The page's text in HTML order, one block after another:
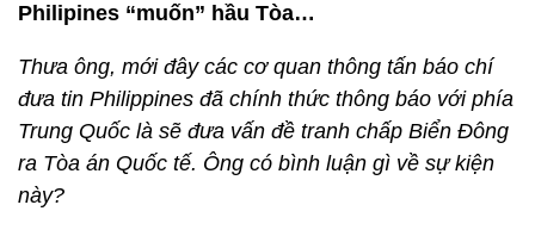
Philipines “muốn” hầu Tòa…
Thưa ông, mới đây các cơ quan thông tấn báo chí
đưa tin Philippines đã chính thức thông báo với phía
Trung Quốc là sẽ đưa vấn đề tranh chấp Biển Đông
ra Tòa án Quốc tế. Ông có bình luận gì về sự kiện
này?